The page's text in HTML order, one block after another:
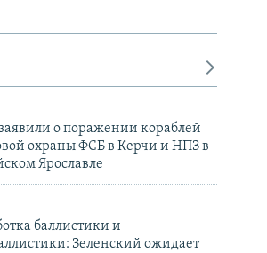
о поражении кораблей
охраны ФСБ в Керчи и НПЗ в
Ярославле
баллистики и
Зеленский ожидает